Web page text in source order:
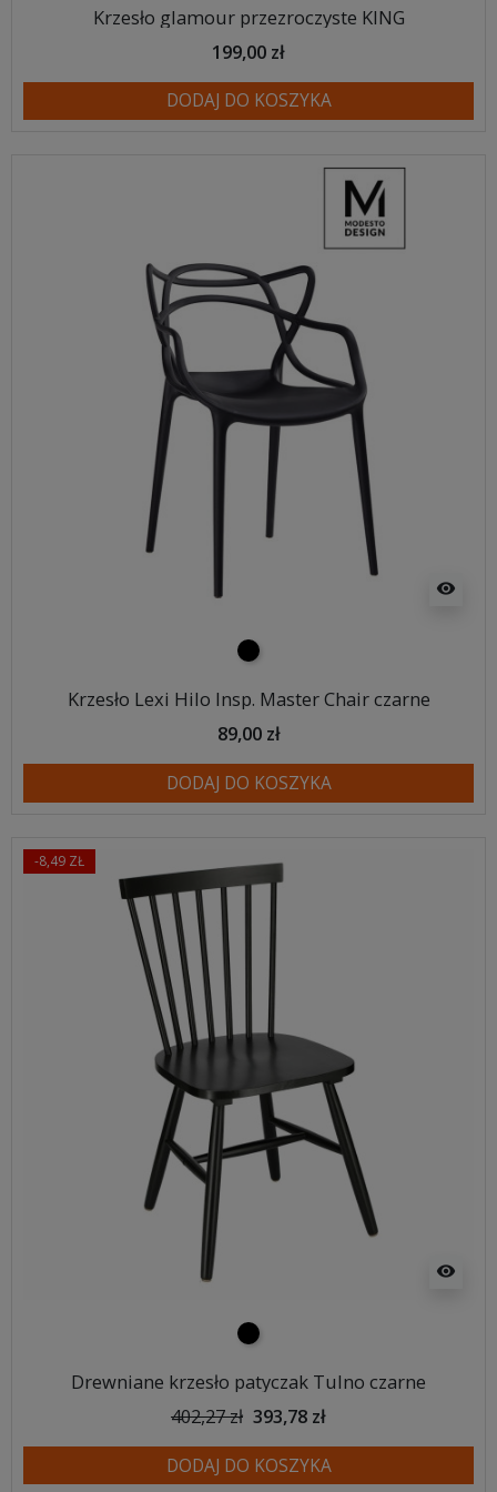
Krzesło glamour przezroczyste KING
199,00 zł
DODAJ DO KOSZYKA
visibility
czarny
Krzesło Lexi Hilo Insp. Master Chair czarne
89,00 zł
DODAJ DO KOSZYKA
-8,49 ZŁ
visibility
czarny
Drewniane krzesło patyczak Tulno czarne
402,27 zł 393,78 zł
DODAJ DO KOSZYKA